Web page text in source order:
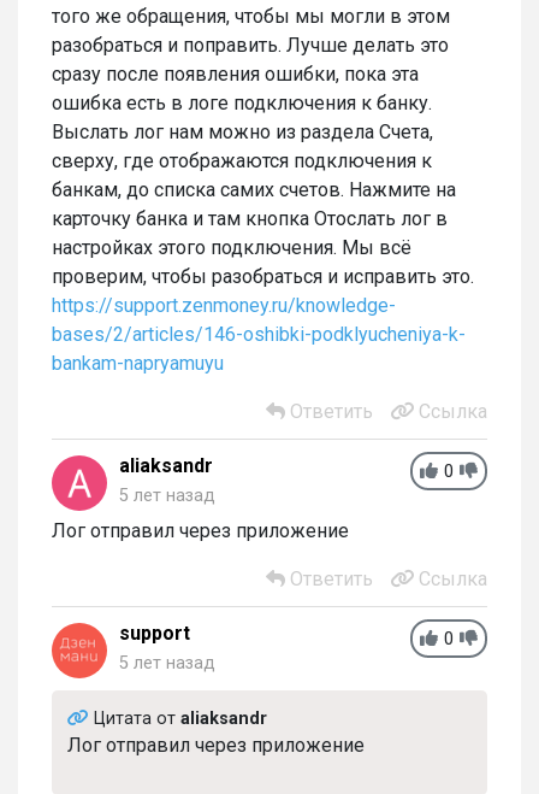
того же обращения, чтобы мы могли в этом
разобраться и поправить. Лучше делать это
сразу после появления ошибки, пока эта
ошибка есть в логе подключения к банку.
Выслать лог нам можно из раздела Счета,
сверху, где отображаются подключения к
банкам, до списка самих счетов. Нажмите на
карточку банка и там кнопка Отослать лог в
настройках этого подключения. Мы всё
проверим, чтобы разобраться и исправить это.
https://support.zenmoney.ru/knowledge-
bases/2/articles/146-oshibki-podklyucheniya-k-
bankam-napryamuyu
Ответить Ссылка
0
aliaksandr
5 лет назад
Лог отправил через приложение
Ответить Ссылка
0
support
5 лет назад
Цитата от aliaksandr
Лог отправил через приложение